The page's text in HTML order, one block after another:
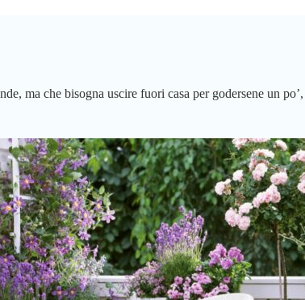
ma che bisogna uscire fuori casa per godersene un